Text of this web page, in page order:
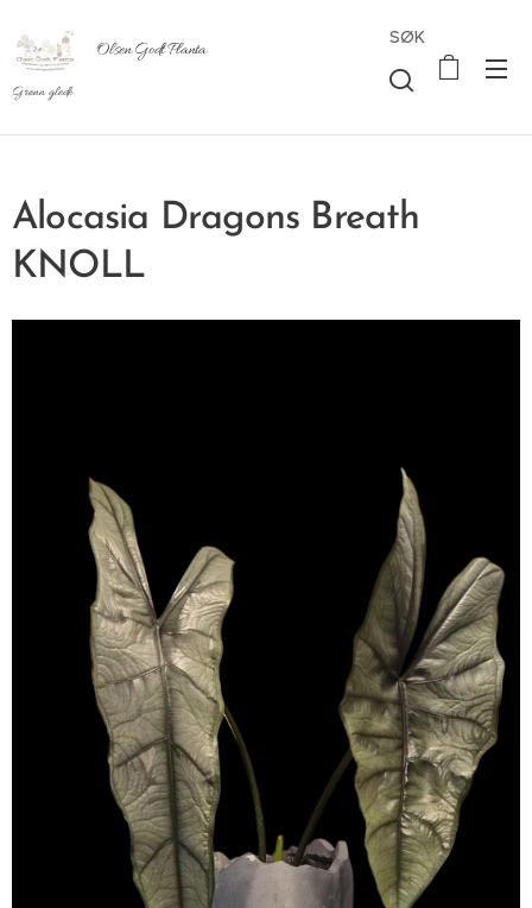
Olsen Godt Planta
Grønn glede
SØK
Alocasia Dragons Breath
KNOLL